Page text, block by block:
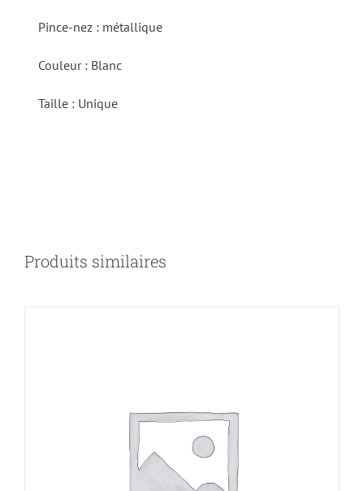
Pince-nez : métallique
Couleur : Blanc
Taille : Unique
Produits similaires